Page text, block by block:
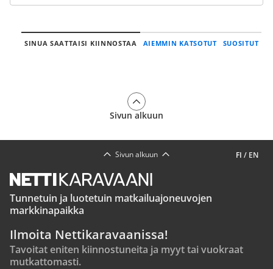
SINUA SAATTAISI KIINNOSTAA AIEMMIN KATSOTUT SUOSITUT
Sivun alkuun
FI / EN
Sivun alkuun
Tunnetuin ja luotetuin matkailuajoneuvojen
markkinapaikka
Ilmoita Nettikaravaanissa!
Tavoitat eniten kiinnostuneita ja myyt tai vuokraat
mutkattomasti.